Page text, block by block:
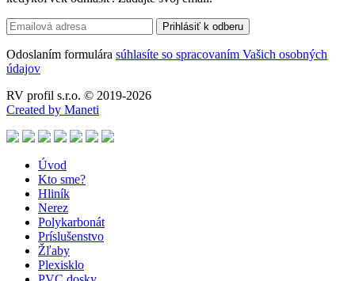
Odoslaním formulára súhlasíte so spracovaním Vašich osobných
údajov
RV profil s.r.o. © 2019-2026
Created by Maneti
Úvod
Kto sme?
Hliník
Nerez
Polykarbonát
Príslušenstvo
Žľaby
Plexisklo